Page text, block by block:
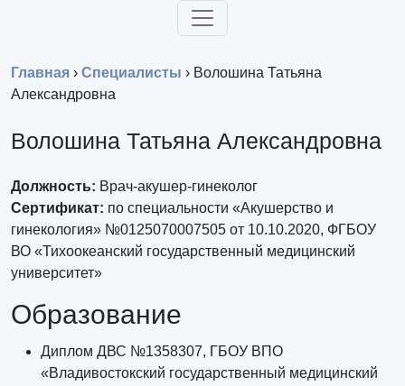
Главная › Специалисты › Волошина Татьяна
Александровна
Волошина Татьяна Александровна
Должность: Врач-акушер-гинеколог
Сертификат: по специальности «Акушерство и
гинекология» №0125070007505 от 10.10.2020, ФГБОУ
ВО «Тихоокеанский государственный медицинский
университет»
Образование
Диплом ДВС №1358307, ГБОУ ВПО
«Владивостокский государственный медицинский